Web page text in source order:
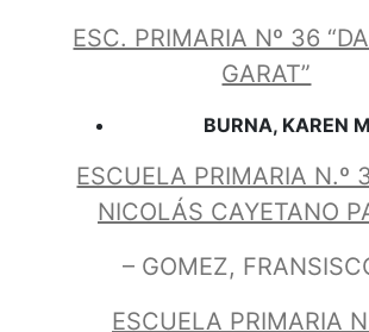
ESC. PRIMARIA Nº 36
GARAT”
BURNA, KAREN
ESCUELA PRIMARIA N.º
NICOLÁS CAYETANO
– GOMEZ,
ESCUELA PRIMARIA